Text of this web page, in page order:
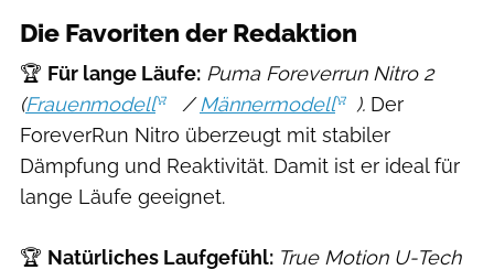
Die Favoriten der Redaktion
🏆 Für lange Läufe: Puma Foreverrun Nitro 2
(Frauenmodell /Männermodell ). Der
ForeverRun Nitro überzeugt mit stabiler
Dämpfung und Reaktivität. Damit ist er ideal für
lange Läufe geeignet.
🏆 Natürliches Laufgefühl: True Motion U-Tech